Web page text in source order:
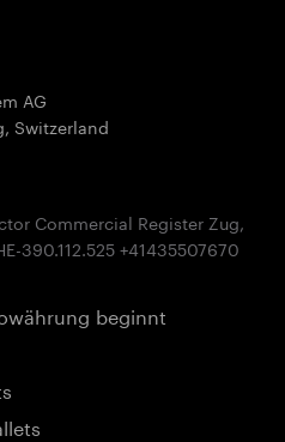
AG
, Switzerland
Commercial Register Zug,
beginnt